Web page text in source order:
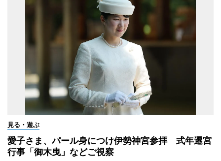
見る・遊ぶ
愛子さま、パール身につけ伊勢神宮参拝 式年遷宮
行事「御木曳」などご視察